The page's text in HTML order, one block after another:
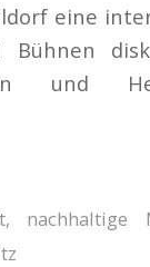
eine
Bühnen
und
, nachhaltige